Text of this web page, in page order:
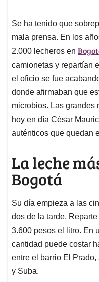
Se ha tenido que
mala prensa. En los
2.000 lecheros en
camionetas y repartían
el oficio se fue
donde afirmaban que
microbios. Las grandes
hoy en día César
auténticos que quedan
La leche
Bogotá
Su día empieza a las
dos de la tarde.
3.600 pesos el litro. En
cantidad puede costar
entre el barrio El
y Suba.